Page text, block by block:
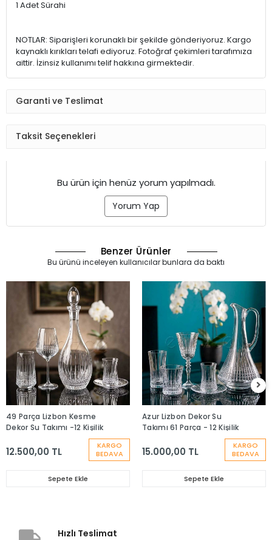
1 Adet Sürahi
NOTLAR: Siparişleri korunaklı bir şekilde gönderiyoruz. Kargo
kaynaklı kırıkları telafi ediyoruz. Fotoğraf çekimleri tarafımıza
aittir. İzinsiz kullanımı telif hakkına girmektedir.
Garanti ve Teslimat
Taksit Seçenekleri
Bu ürün için henüz yorum yapılmadı.
Yorum Yap
Benzer Ürünler
Bu ürünü inceleyen kullanıcılar bunlara da baktı
KARGO
BEDAVA
49 Parça Lizbon Kesme
Dekor Su Takımı -12 Kişilik
12.500,00 TL
Sepete Ekle
KARGO
BEDAVA
Azur Lizbon Dekor Su
Takımı 61 Parça - 12 Kişilik
15.000,00 TL
Sepete Ekle
Hızlı Teslimat